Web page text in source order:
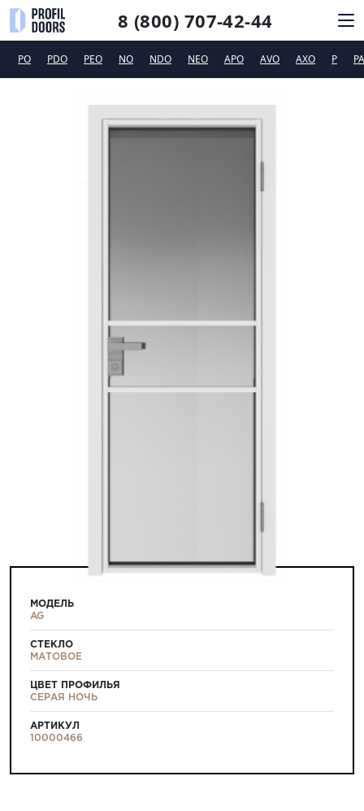
8 (800) 707-42-44
СИСТЕМЫ ОТКРЫВАНИЯ
ФУРНИТУРА
Сертификаты и рекламные материалы
PO PDO PEO NO NDO NEO APO AVO AXO P PA
МОДЕЛЬ
AG
СТЕКЛО
МАТОВОЕ
ЦВЕТ ПРОФИЛЬЯ
СЕРАЯ НОЧЬ
АРТИКУЛ
10000466